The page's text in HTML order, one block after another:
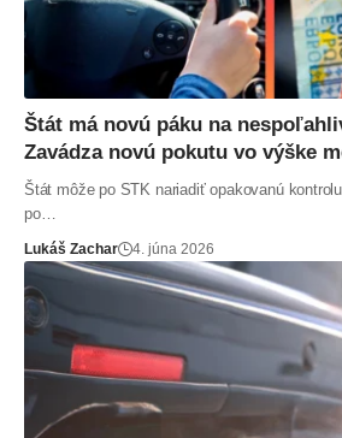
Štát má novú páku na
Zavádza novú pokutu vo výške
Štát môže po STK nariadiť opakovanú
po…
Lukáš Zachar 4. júna 2026